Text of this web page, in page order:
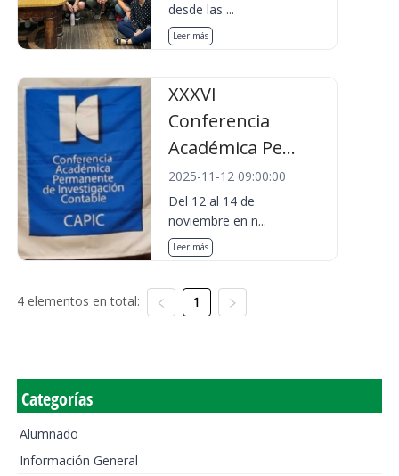
desde las ...
Leer más
XXXVI
Conferencia
Académica Pe...
2025-11-12 09:00:00
Del 12 al 14 de
noviembre en n...
Leer más
4 elementos en total: 1
Categorías
Alumnado
Información General